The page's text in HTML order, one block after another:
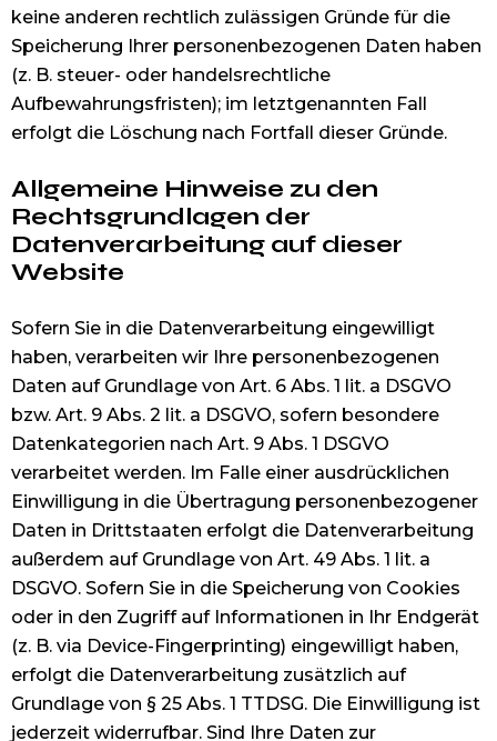
keine anderen rechtlich zulässigen Gründe für die
Speicherung Ihrer personenbezogenen Daten haben
(z. B. steuer- oder handelsrechtliche
Aufbewahrungsfristen); im letztgenannten Fall
erfolgt die Löschung nach Fortfall dieser Gründe.
Allgemeine Hinweise zu den
Rechtsgrundlagen der
Datenverarbeitung auf dieser
Website
Sofern Sie in die Datenverarbeitung eingewilligt
haben, verarbeiten wir Ihre personenbezogenen
Daten auf Grundlage von Art. 6 Abs. 1 lit. a DSGVO
bzw. Art. 9 Abs. 2 lit. a DSGVO, sofern besondere
Datenkategorien nach Art. 9 Abs. 1 DSGVO
verarbeitet werden. Im Falle einer ausdrücklichen
Einwilligung in die Übertragung personenbezogener
Daten in Drittstaaten erfolgt die Datenverarbeitung
außerdem auf Grundlage von Art. 49 Abs. 1 lit. a
DSGVO. Sofern Sie in die Speicherung von Cookies
oder in den Zugriff auf Informationen in Ihr Endgerät
(z. B. via Device-Fingerprinting) eingewilligt haben,
erfolgt die Datenverarbeitung zusätzlich auf
Grundlage von § 25 Abs. 1 TTDSG. Die Einwilligung ist
jederzeit widerrufbar. Sind Ihre Daten zur